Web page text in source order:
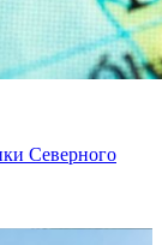
Северного